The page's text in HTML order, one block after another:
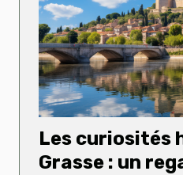
Les curiosités
Grasse : un